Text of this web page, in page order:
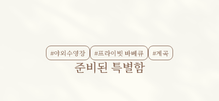
#야외수영장 #프라이빗 바베큐 #계곡
준비된 특별함